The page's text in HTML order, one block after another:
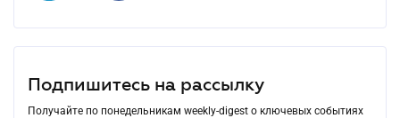
Подпишитесь на рассылку
Получайте по понедельникам weekly-digest о ключевых событиях